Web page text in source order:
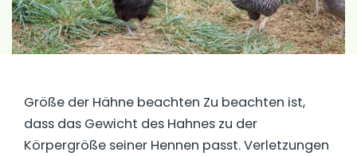
Größe der Hähne beachten Zu beachten ist,
dass das Gewicht des Hahnes zu der
Körpergröße seiner Hennen passt. Verletzungen